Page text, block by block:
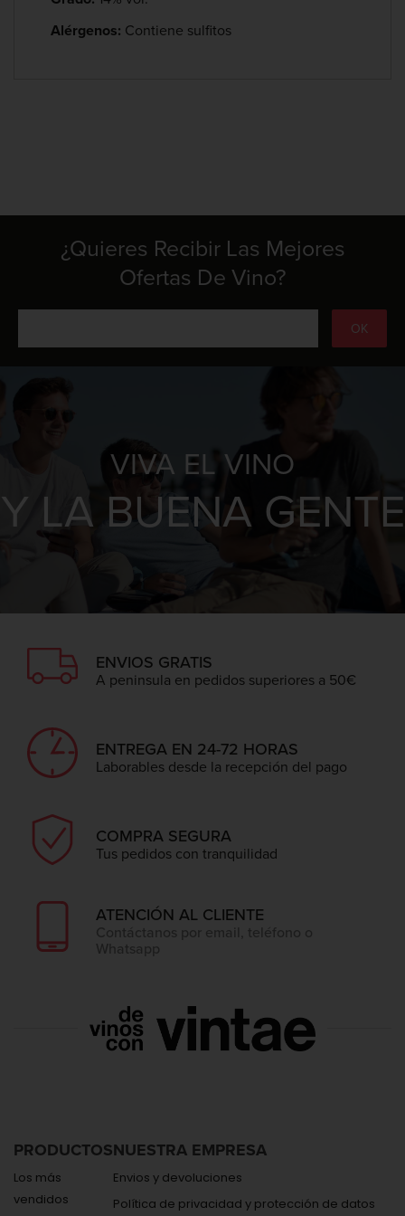
Alérgenos: Contiene sulfitos
¿Quieres Recibir Las Mejores
Ofertas De Vino?
VIVA EL VINO
Y LA BUENA GENTE
ENVIOS GRATIS
A peninsula en pedidos superiores a 50€
ENTREGA EN 24-72 HORAS
Laborables desde la recepción del pago
COMPRA SEGURA
Tus pedidos con tranquilidad
ATENCIÓN AL CLIENTE
Contáctanos por email, teléfono o
Whatsapp
PRODUCTOS
Los más
vendidos
NUESTRA EMPRESA
Envios y devoluciones
Política de privacidad y protección de datos